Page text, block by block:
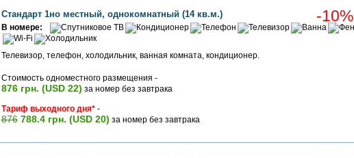
Стандарт 1но местный, однокомнатный (14 кв.м.) -10%
В номере:
Телевизор, телефон, холодильник, ванная комната, кондиционер.
Стоимость одноместного размещения -
876 грн. (USD 22) за номер без завтрака
Тариф выходного дня*-
876 788.4 грн. (USD 20) за номер без завтрака